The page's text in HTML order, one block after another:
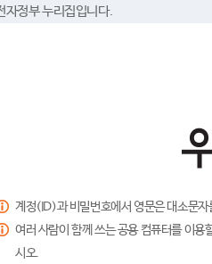
자정부 누리집입니다.
계정(ID)과 비밀번호에서 영문은 대소문
여러 사람이 함께 쓰는 공용 컴퓨터를 이
시오.